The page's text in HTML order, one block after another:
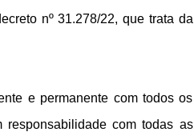
nº 31.278/22, que trata da
e permanente com todos os
com todas as